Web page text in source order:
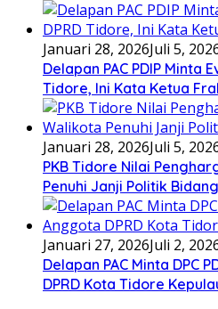
Januari 28, 2026Juli 5,
Delapan PAC PDIP Minta
Tidore, Ini Kata Ketua
Januari 28, 2026Juli 5,
PKB Tidore Nilai
Penuhi Janji Politik
Januari 27, 2026Juli 2,
Delapan PAC Minta DPC
DPRD Kota Tidore